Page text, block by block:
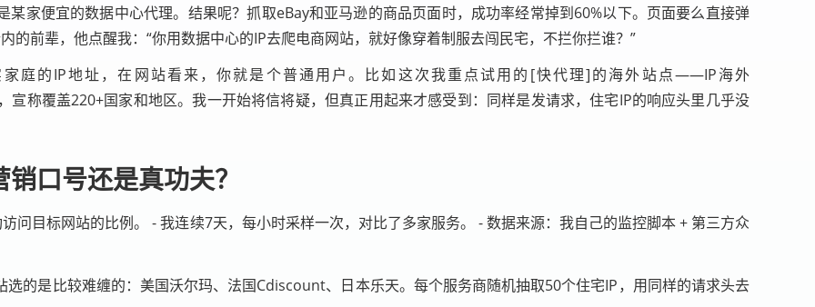
家便宜的数据中心代理。结果呢？抓取eBay和亚马逊的商品页面时，成功率经常掉到60%以下。页面要么直接弹
的前辈，他点醒我：“你用数据中心的IP去爬电商网站，就好像穿着制服去闯民宅，不拦你拦谁？”
庭的IP地址，在网站看来，你就是个普通用户。比如这次我重点试用的[快代理]的海外站点——IP海外
宣称覆盖220+国家和地区。我一开始将信将疑，但真正用起来才感受到：同样是发请求，住宅IP的响应头里几乎没
口号还是真功夫？
问目标网站的比例。 - 我连续7天，每小时采样一次，对比了多家服务。 - 数据来源：我自己的监控脚本 + 第三方众
的是比较难缠的：美国沃尔玛、法国Cdiscount、日本乐天。每个服务商随机抽取50个住宅IP，用同样的请求头去